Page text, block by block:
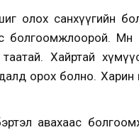
олох санхүүгийн
болгоомжлоорой.
таатай. Хайртай
орох болно. Харин
авахаас